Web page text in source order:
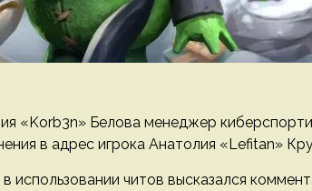
«Korb3n» Белова менеджер
в адрес игрока Анатолия «Lefitan»
использовании читов высказался